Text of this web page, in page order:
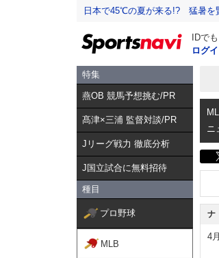
日本で45℃の夏が来る!? 猛暑を
IDで
ログ
特集
燕OB 競馬予想挑む/PR
髙津×三浦 監督対談/PR
Jリーグ戦力 徹底分析
J国立試合に無料招待
種目
プロ野球
MLB
ニ
ナ
4